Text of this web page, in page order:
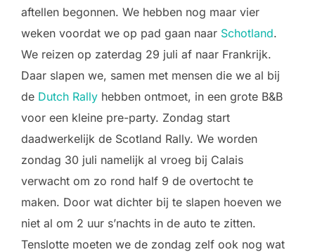
aftellen begonnen. We hebben nog maar vier
weken voordat we op pad gaan naar Schotland.
We reizen op zaterdag 29 juli af naar Frankrijk.
Daar slapen we, samen met mensen die we al bij
de Dutch Rally hebben ontmoet, in een grote B&B
voor een kleine pre-party. Zondag start
daadwerkelijk de Scotland Rally. We worden
zondag 30 juli namelijk al vroeg bij Calais
verwacht om zo rond half 9 de overtocht te
maken. Door wat dichter bij te slapen hoeven we
niet al om 2 uur s’nachts in de auto te zitten.
Tenslotte moeten we de zondag zelf ook nog wat